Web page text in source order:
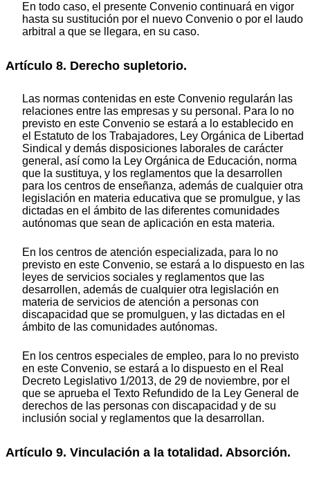
En todo caso, el presente Convenio continuará en vigor
hasta su sustitución por el nuevo Convenio o por el laudo
arbitral a que se llegara, en su caso.
Artículo 8. Derecho supletorio.
Las normas contenidas en este Convenio regularán las
relaciones entre las empresas y su personal. Para lo no
previsto en este Convenio se estará a lo establecido en
el Estatuto de los Trabajadores, Ley Orgánica de Libertad
Sindical y demás disposiciones laborales de carácter
general, así como la Ley Orgánica de Educación, norma
que la sustituya, y los reglamentos que la desarrollen
para los centros de enseñanza, además de cualquier otra
legislación en materia educativa que se promulgue, y las
dictadas en el ámbito de las diferentes comunidades
autónomas que sean de aplicación en esta materia.
En los centros de atención especializada, para lo no
previsto en este Convenio, se estará a lo dispuesto en las
leyes de servicios sociales y reglamentos que las
desarrollen, además de cualquier otra legislación en
materia de servicios de atención a personas con
discapacidad que se promulguen, y las dictadas en el
ámbito de las comunidades autónomas.
En los centros especiales de empleo, para lo no previsto
en este Convenio, se estará a lo dispuesto en el Real
Decreto Legislativo 1/2013, de 29 de noviembre, por el
que se aprueba el Texto Refundido de la Ley General de
derechos de las personas con discapacidad y de su
inclusión social y reglamentos que la desarrollan.
Artículo 9. Vinculación a la totalidad. Absorción.